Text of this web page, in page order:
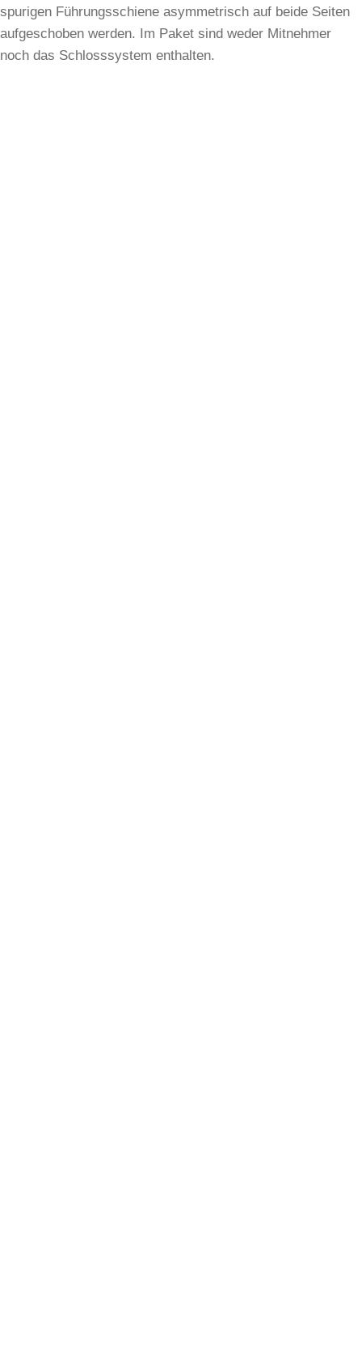
spurigen Führungsschiene asymmetrisch auf beide Seiten
aufgeschoben werden. Im Paket sind weder Mitnehmer
noch das Schlosssystem enthalten.